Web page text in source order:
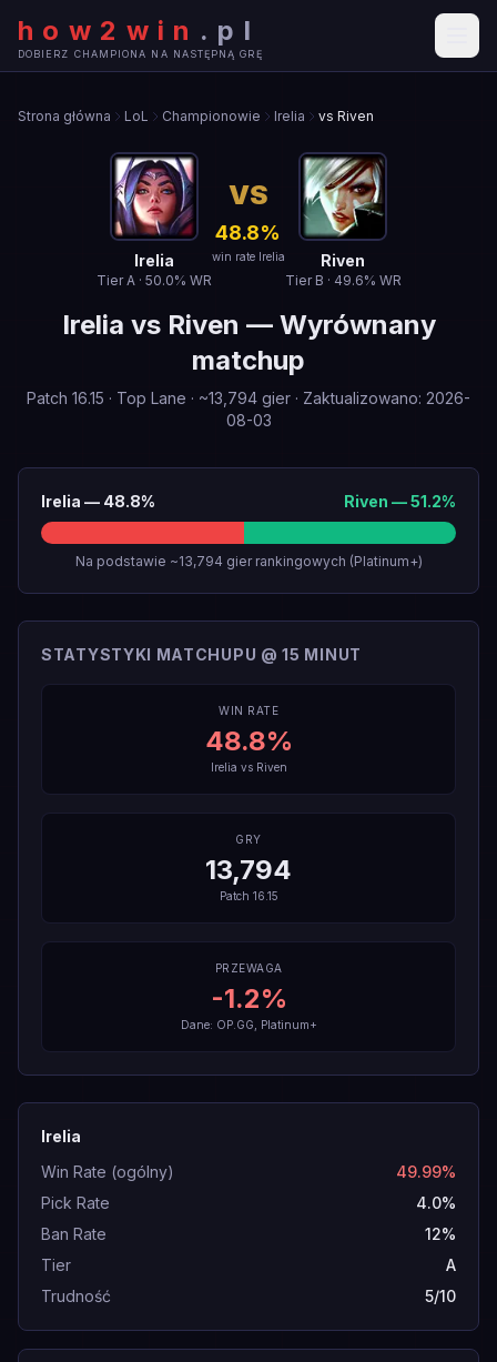
how2win . pl
DOBIERZ CHAMPIONA NA NASTĘPNĄ GRĘ
Strona główna LoL Championowie Irelia vs Riven
Irelia
TierA· 50.0% WR
VS
48.8%
win rate Irelia Riven
Tier B · 49.6% WR
Irelia vs Riven — Wyrównany
matchup
Patch 16.15 · Top Lane · ~13,794 gier · Zaktualizowano: 2026-
08-03
Irelia — 48.8% Riven —51.2%
Na podstawie ~13,794 gier rankingowych (Platinum+)
STATYSTYKI MATCHUPU @ 15 MINUT
WIN RATE
48.8%
Irelia vs Riven
GRY
13,794
Patch 16.15
PRZEWAGA
-1.2%
Dane: OP.GG, Platinum+
Irelia
Win Rate (ogólny)
49.99%
Pick Rate
4.0%
Ban Rate
12%
Tier
A
Trudność
5/10